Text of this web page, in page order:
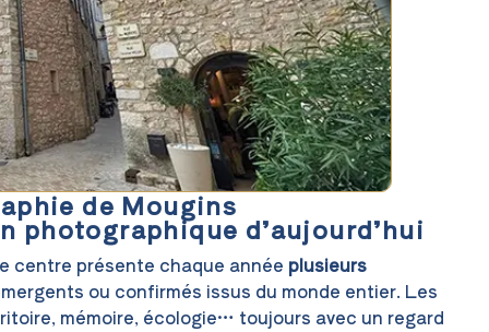
de Mougins
photographique d’aujourd’hui
centre présente chaque année plusieurs
ou confirmés issus du monde entier. Les
mémoire, écologie… toujours avec un regard